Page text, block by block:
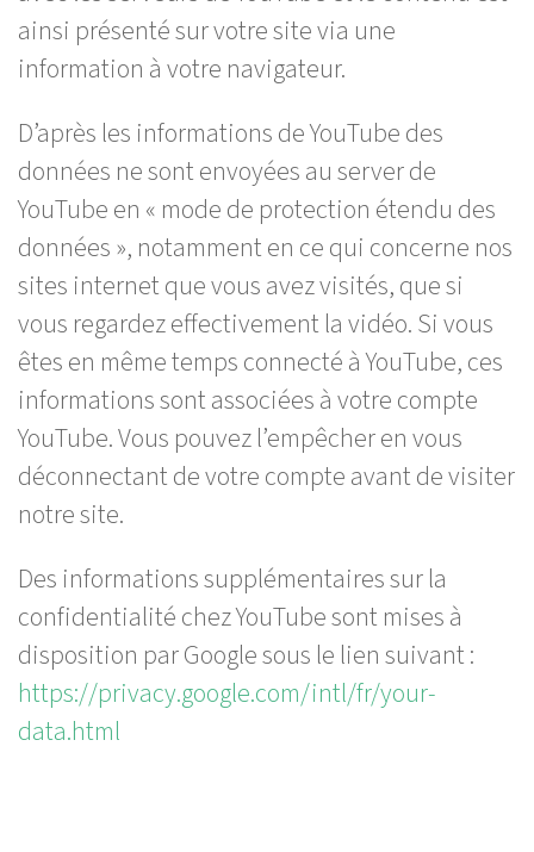
ainsi présenté sur votre site via une
information à votre navigateur.
D’après les informations de YouTube des
données ne sont envoyées au server de
YouTube en « mode de protection étendu des
données », notamment en ce qui concerne nos
sites internet que vous avez visités, que si
vous regardez effectivement la vidéo. Si vous
êtes en même temps connecté à YouTube, ces
informations sont associées à votre compte
YouTube. Vous pouvez l’empêcher en vous
déconnectant de votre compte avant de visiter
notre site.
Des informations supplémentaires sur la
confidentialité chez YouTube sont mises à
disposition par Google sous le lien suivant :
https://privacy.google.com/intl/fr/your-
data.html